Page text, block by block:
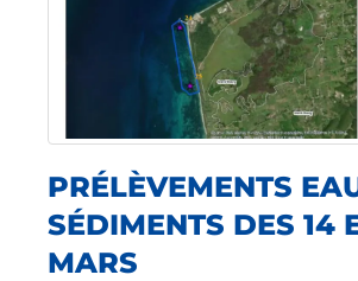
PRÉLÈVEMENTS
SÉDIMENTS DES 14
MARS